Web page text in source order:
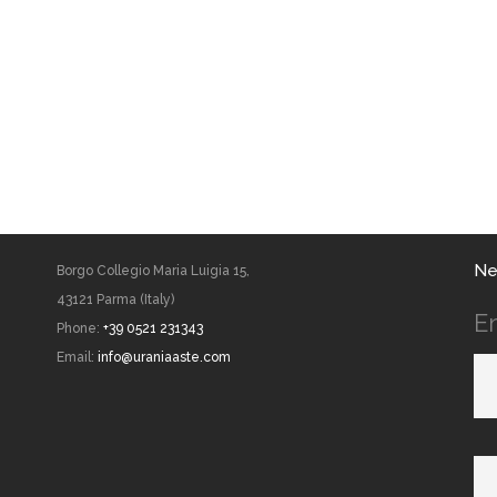
Borgo Collegio Maria Luigia 15,
43121 Parma (Italy)
Phone: +39 0521 231343
Email: info@uraniaaste.com